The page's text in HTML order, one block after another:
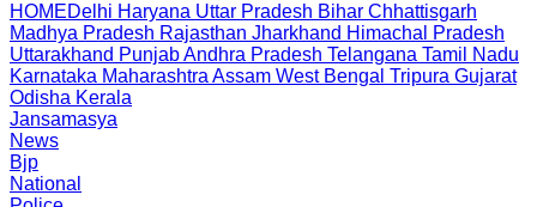
HOMEDelhi Haryana Uttar Pradesh Bihar Chhattisgarh
Madhya Pradesh Rajasthan Jharkhand Himachal Pradesh
Uttarakhand PunjabAndhra Pradesh Telangana Tamil Nadu
Karnataka Maharashtra Assam West Bengal Tripura Gujarat
Odisha Kerala
Jansamasya
News
Bjp
National